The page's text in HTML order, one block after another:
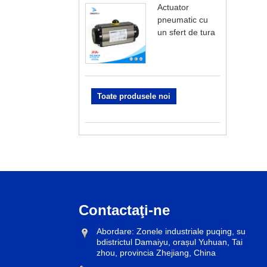
Actuator
pneumatic cu
un sfert de tura
Toate produsele noi
Contactaţi-ne
Abordare: Zonele industriale puqing, su
bdistrictul Damaiyu, orașul Yuhuan, Tai
zhou, provincia Zhejiang, China